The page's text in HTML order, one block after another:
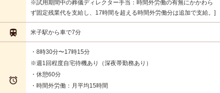
※試用期間中の葬儀ディレクター手当：時間外労働の有無にかかわら
ず固定残業代を支給し、17時間を超える時間外労働分は追加で支給。
 米子駅から車で7分

・8時30分〜17時15分
※週1回程度自宅待機あり（深夜帯勤務あり）
・休憩60分
・時間外労働：月平均15時間